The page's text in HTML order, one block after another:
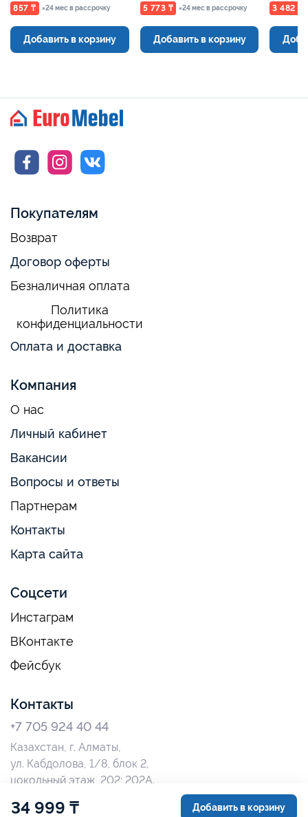
857 ₸ ×24 мес в рассрочку
Добавить в корзину
Евромебель
5 773 ₸ ×24 мес в рассрочку
Добавить в корзину
3 482 ₸
Покупателям
Возврат
Договор оферты
Безналичная оплата
Политика
конфиденциальности
Оплата и доставка
Компания
О нас
Личный кабинет
Вакансии
Вопросы и ответы
Партнерам
Контакты
Карта сайта
Соцсети
Инстаграм
ВКонтакте
Фейсбук
Контакты
+7 705 924 40 44
Казахстан, г. Алматы,
ул. Кабдолова, 1/8, блок 2,
цокольный этаж, 202; 202А.
34 999 ₸ Добавить в корзину